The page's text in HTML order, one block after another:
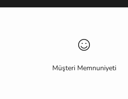
Müşteri Memnuniyeti